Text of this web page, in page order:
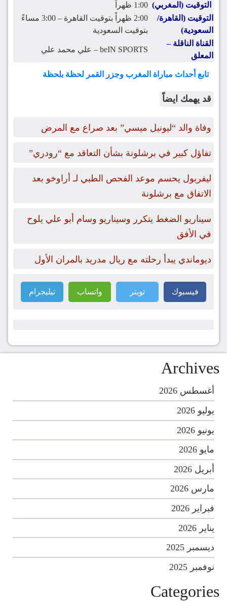
التوقيت (المغربي) 1:00 ظهراً
التوقيت (القاهرة/
السعودية)
2:00 ظهراً بتوقيت القاهرة – 3:00 مساءً
بتوقيت السعودية
القناة الناقلة –
المعلق
beIN SPORTS – علي محمد علي
تابع أحداث مباراة المغرب وجزر القمر لحظة بلحظة
قد يهمك ايضاً
وفاة والد “ليونيل ميسي” بعد صراع مع المرض
تفاؤل كبير في برشلونة بشأن التعاقد مع “رودري”
ليفربول يحسم موعد الفحص الطبي لـ أراوخو بعد
الاتفاق مع برشلونة
سيناريو الضغط يتكرر وسيناريو وسام أبو علي يلوح
في الأفق
ديوماندي يبدأ رحلته مع ريال مدريد بالمران الأول
فيسبوك تويتر واتساب تيليجرام
Archives
أغسطس 2026
يوليو 2026
يونيو 2026
مايو 2026
أبريل 2026
مارس 2026
فبراير 2026
يناير 2026
ديسمبر 2025
نوفمبر 2025
Categories